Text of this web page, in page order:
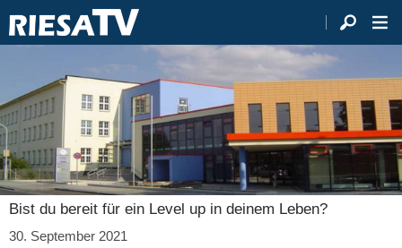
Bist du bereit für ein Level up in deinem Leben?
30. September 2021